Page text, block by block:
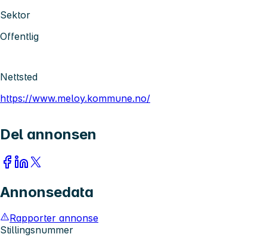
Sektor
Offentlig
Nettsted
https://www.meloy.kommune.no/
Del annonsen
Annonsedata
Rapporter annonse
Stillingsnummer